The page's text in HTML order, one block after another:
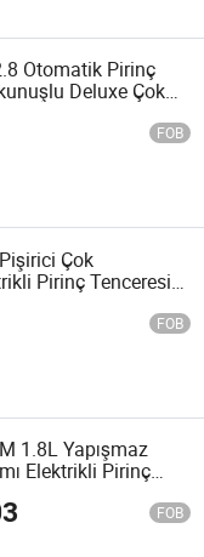
Otomatik Pirinç
Deluxe Çok
FOB
Çok
Pirinç Tenceresi
FOB
1.8L Yapışmaz
Elektrikli Pirinç
FOB